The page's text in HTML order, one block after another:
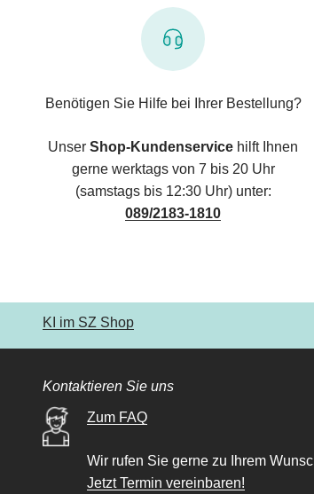
Benötigen Sie Hilfe bei Ihrer Bestellung?
Unser Shop-Kundenservice hilft Ihnen
gerne werktags von 7 bis 20 Uhr
(samstags bis 12:30 Uhr) unter:
089/2183-1810
KI im SZ Shop
Kontaktieren Sie uns
Zum FAQ
Wir rufen Sie gerne zu Ihrem
Jetzt Termin vereinbaren!